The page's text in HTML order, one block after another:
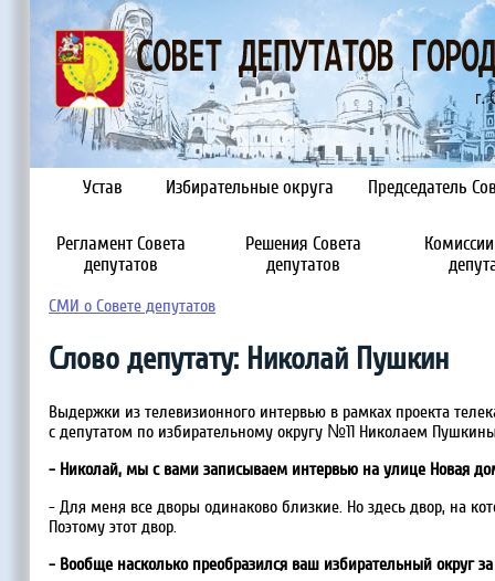
Устав Избирательные округа Председатель
Регламент Совета
депутатов
Решения Совета
депутатов
СМИ о Совете депутатов
Слово депутату: Николай Пушкин
Выдержки из телевизионного интервью в рамках проекта
с депутатом по избирательному округу №11 Николаем
- Николай, мы с вами записываем интервью на улице Новая
- Для меня все дворы одинаково близкие. Но здесь двор, на
Поэтому этот двор.
- Вообще насколько преобразился ваш избирательный округ